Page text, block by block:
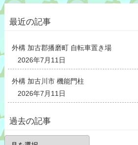
最近の記事
外構 加古郡播磨町 自転車置き場
2026年7月11日
外構 加古川市 機能門柱
2026年7月11日
過去の記事